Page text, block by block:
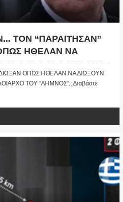
ΤΟΝ “ΠΑΡΑΙΤΗΣΑΝ”
ΗΘΕΛΑΝ ΝΑ
ΤΟΥ ΚΑΙ ΤΟΝ
ΟΠΩΣ ΗΘΕΛΑΝ ΝΑ ΔΙΩΞΟΥΝ
ΤΟΥ “ΛΗΜΝΟΣ”;; Διαβάστε